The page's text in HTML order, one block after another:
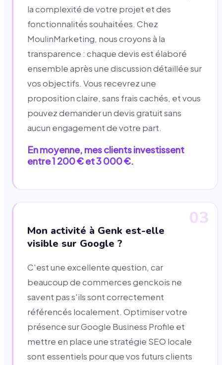
la complexité de votre projet et des
fonctionnalités souhaitées. Chez
MoulinMarketing, nous croyons à la
transparence : chaque devis est élaboré
ensemble après une discussion détaillée sur
vos objectifs. Vous recevrez une
proposition claire, sans frais cachés, et vous
pouvez demander un devis gratuit sans
aucun engagement de votre part.
En moyenne, mes clients investissent
entre 1 200 € et 3 000 €.
03
Mon activité à Genk est-elle
visible sur Google ?
C'est une excellente question, car
beaucoup de commerces genckois ne
savent pas s'ils sont correctement
référencés localement. Optimiser votre
présence sur Google Business Profile et
mettre en place une stratégie SEO locale
sont essentiels pour que vos futurs clients